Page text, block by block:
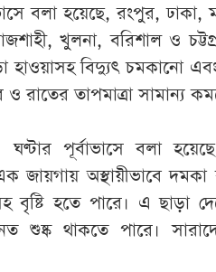
বলা হয়েছে, রংপুর,
খুলনা, বরিশাল ও
বিদ্যুৎ চমকানো এবং
রাতের তাপমাত্রা সামান্য
পূর্বাভাসে বলা
জায়গায় অস্থায়ীভাবে
বৃষ্টি হতে পারে। এ ছাড়া
শুষ্ক থাকতে পারে।